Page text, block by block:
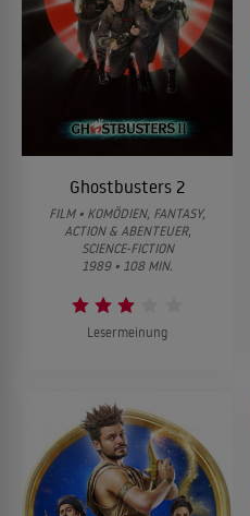
Ghostbusters 2
FILM • KOMÖDIEN, FANTASY,
ACTION & ABENTEUER,
SCIENCE-FICTION
1989 • 108 MIN.
Lesermeinung